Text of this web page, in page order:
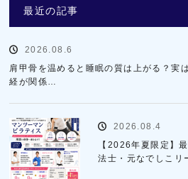
最近の記事
2026.08.6
肩甲骨を温めると睡眠の質は上がる？実
経が関係…
2026.08.4
【2026年夏限定】
法士・元なでしこリ